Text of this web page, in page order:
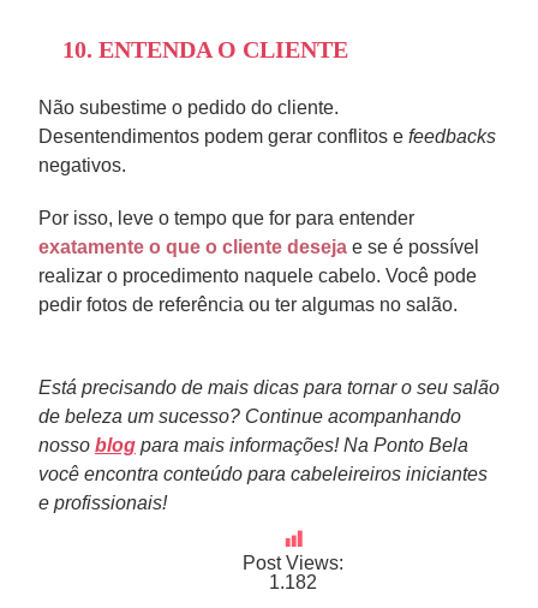
10. ENTENDA O CLIENTE
Não subestime o pedido do cliente.
Desentendimentos podem gerar conflitos e feedbacks
negativos.
Por isso, leve o tempo que for para entender
exatamente o que o cliente deseja e se é possível
realizar o procedimento naquele cabelo. Você pode
pedir fotos de referência ou ter algumas no salão.
Está precisando de mais dicas para tornar o seu salão
de beleza um sucesso? Continue acompanhando
nosso blog para mais informações! Na Ponto Bela
você encontra conteúdo para cabeleireiros iniciantes
e profissionais!
Post Views:
1.182